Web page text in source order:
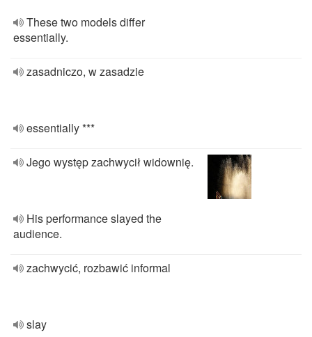
These two models differ
essentially.
zasadniczo, w zasadzie
essentially ***
Jego występ zachwycił widownię.
His performance slayed the
audience.
zachwycić, rozbawić informal
slay